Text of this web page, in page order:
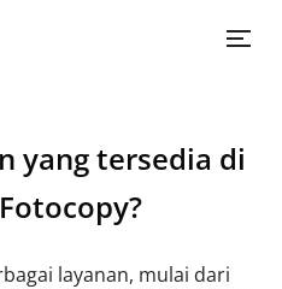
yang tersedia di
layanan, mulai dari